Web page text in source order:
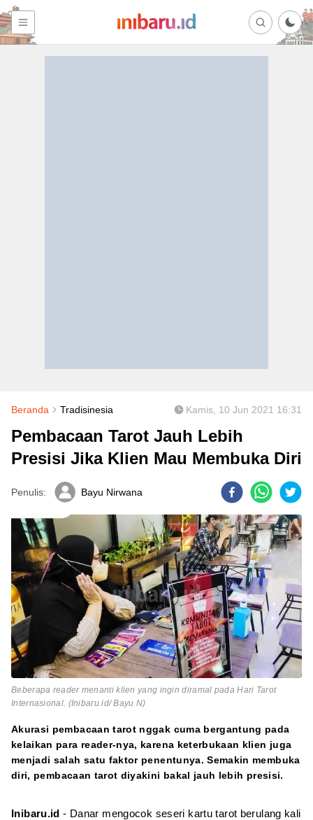
Beranda Tradisinesia Kamis, 10 Jun 2021 16:31
Pembacaan Tarot Jauh Lebih
Presisi Jika Klien Mau Membuka Diri
Penulis: Bayu Nirwana
Beberapa readermenanti klien yang ingin diramal pada Hari Tarot
Internasional. (Inibaru.id/ Bayu N)
Akurasi pembacaan tarot nggak cuma bergantung pada
kelaikan para reader-nya, karena keterbukaan klien juga
menjadi salah satu faktor penentunya. Semakin membuka
diri, pembacaan tarot diyakini bakal jauh lebih presisi.
Inibaru.id- Danar mengocok seseri kartu tarot berulang kali